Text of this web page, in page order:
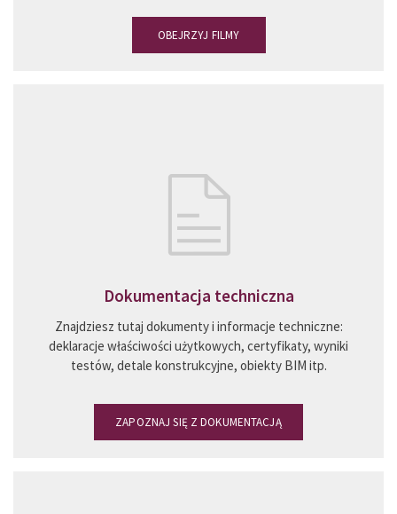
OBEJRZYJ FILMY
Dokumentacja techniczna
Znajdziesz tutaj dokumenty i informacje techniczne:
deklaracje właściwości użytkowych, certyfikaty, wyniki
testów, detale konstrukcyjne, obiekty BIM itp.
ZAPOZNAJ SIĘ Z DOKUMENTACJĄ